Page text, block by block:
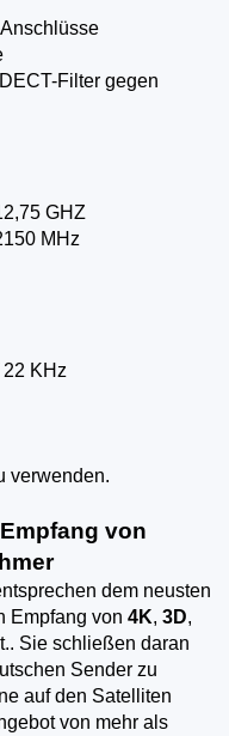
Filter gegen
GHZ
MHz
KHz
verwenden.
von
dem neusten
Empfang von 4K, 3D,
Sie schließen daran
Sender zu
auf den Satelliten
von mehr als